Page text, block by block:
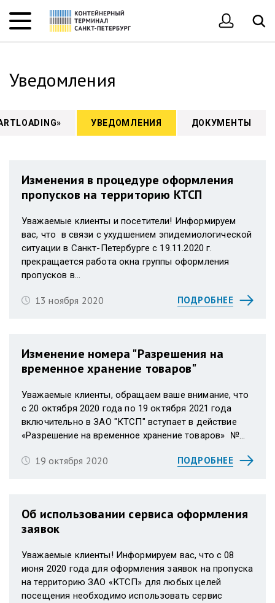
Уведомления
УВЕДОМЛЕНИЯ ДОКУМЕНТЫ
Изменения в процедуре оформления
пропусков на территорию КТСП
Уважаемые клиенты и посетители! Информируем
вас, что в связи с ухудшением эпидемиологической
ситуации в Санкт-Петербурге с 19.11.2020 г.
прекращается работа окна группы оформления
пропусков в...
13 ноября 2020 ПОДРОБНЕЕ
Изменение номера "Разрешения на
временное хранение товаров"
Уважаемые клиенты, обращаем ваше внимание, что
c 20 октября 2020 года по 19 октября 2021 года
включительно в ЗАО "КТСП" вступает в действие
«Разрешение на временное хранение товаров» №...
19 октября 2020 ПОДРОБНЕЕ
Об использовании сервиса оформления
заявок
Уважаемые клиенты! Информируем вас, что с 08
июня 2020 года для оформления заявок на пропуска
на территорию ЗАО «КТСП» для любых целей
посещения необходимо использовать сервис